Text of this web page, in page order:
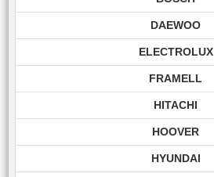
DAEWOO
ELECTROLUX
FRAMELL
HITACHI
HOOVER
HYUNDAI